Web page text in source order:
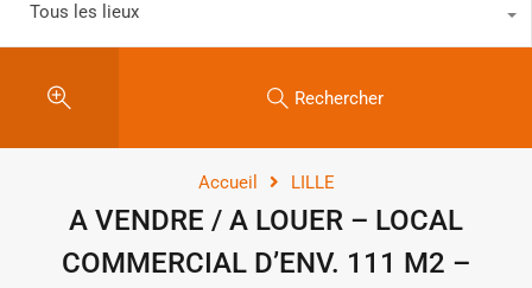
Tous les lieux
Rechercher
Accueil LILLE
A VENDRE / A LOUER – LOCAL
COMMERCIAL D’ENV. 111 M2 –